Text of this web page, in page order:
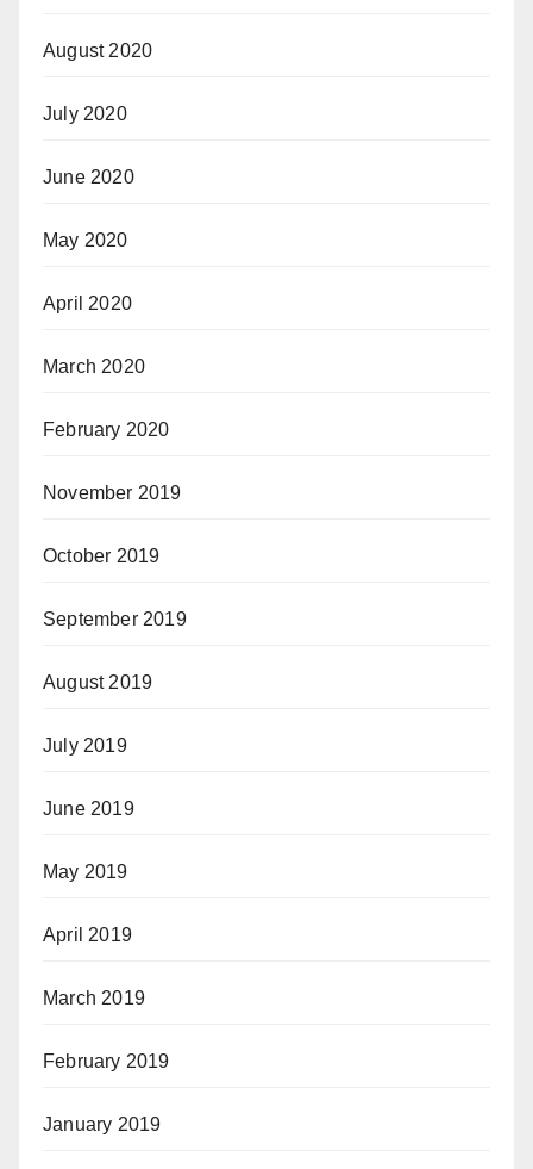
August 2020
July 2020
June 2020
May 2020
April 2020
March 2020
February 2020
November 2019
October 2019
September 2019
August 2019
July 2019
June 2019
May 2019
April 2019
March 2019
February 2019
January 2019